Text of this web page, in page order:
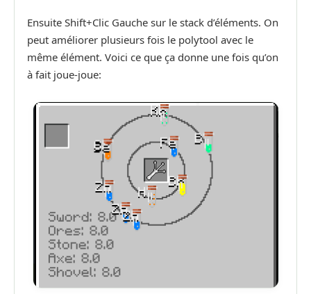
Ensuite Shift+Clic Gauche sur le stack d’éléments. On
peut améliorer plusieurs fois le polytool avec le
même élément. Voici ce que ça donne une fois qu’on
à fait joue-joue: